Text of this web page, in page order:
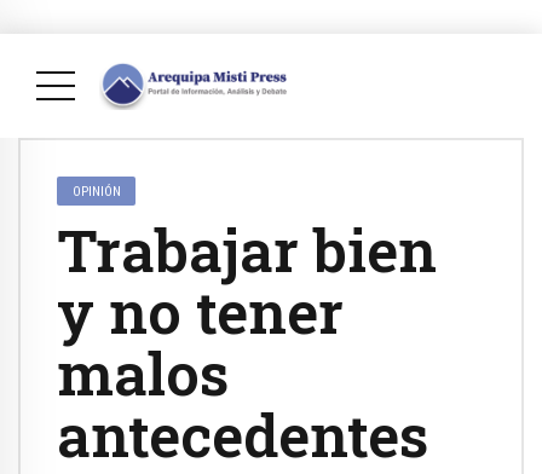
OPINIÓN
Trabajar bien
y no tener
malos
antecedentes